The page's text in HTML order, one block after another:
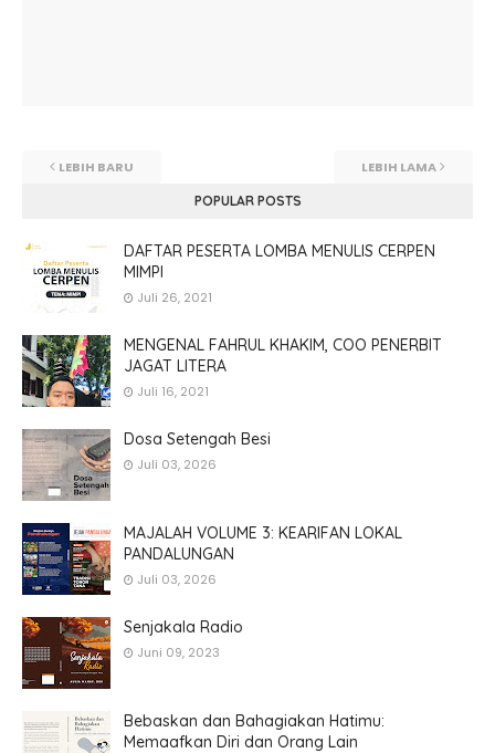
LEBIH BARU LEBIH LAMA
POPULAR POSTS
DAFTAR PESERTA LOMBA MENULIS CERPEN
MIMPI
Juli 26, 2021
MENGENAL FAHRUL KHAKIM, COO PENERBIT
JAGAT LITERA
Juli 16, 2021
Dosa Setengah Besi
Juli 03, 2026
MAJALAH VOLUME 3: KEARIFAN LOKAL
PANDALUNGAN
Juli 03, 2026
Senjakala Radio
Juni 09, 2023
Bebaskan dan Bahagiakan Hatimu:
Memaafkan Diri dan Orang Lain